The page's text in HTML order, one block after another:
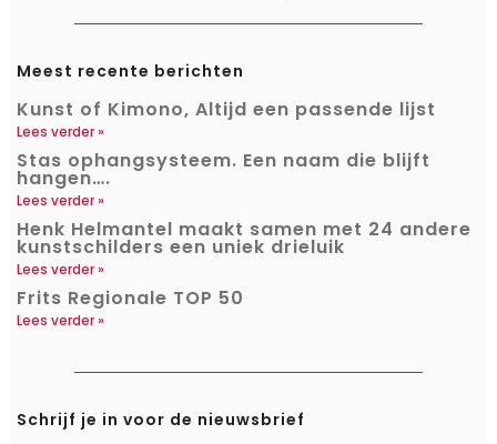
Meest recente berichten
Kunst of Kimono, Altijd een passende lijst
Lees verder »
Stas ophangsysteem. Een naam die blijft
hangen….
Lees verder »
Henk Helmantel maakt samen met 24 andere
kunstschilders een uniek drieluik
Lees verder »
Frits Regionale TOP 50
Lees verder »
Schrijf je in voor de nieuwsbrief